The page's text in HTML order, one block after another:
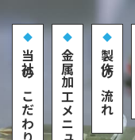
当社のこだわり 金属加工メニュー 製作の流れ